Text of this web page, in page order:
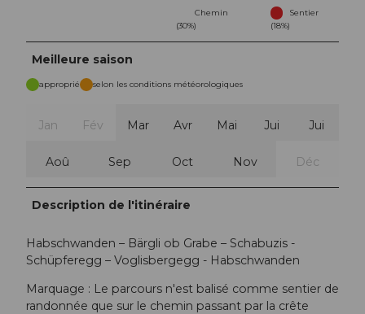
Chemin
(30%)
Sentier
(18%)
Meilleure saison
approprié selon les conditions météorologiques
Jan Fév Mar Avr Mai Jui Jui
Aoû Sep Oct Nov Déc
Description de l'itinéraire
Habschwanden – Bärgli ob Grabe – Schabuzis -
Schüpferegg – Voglisbergegg - Habschwanden
Marquage : Le parcours n'est balisé comme sentier de
randonnée que sur le chemin passant par la crête